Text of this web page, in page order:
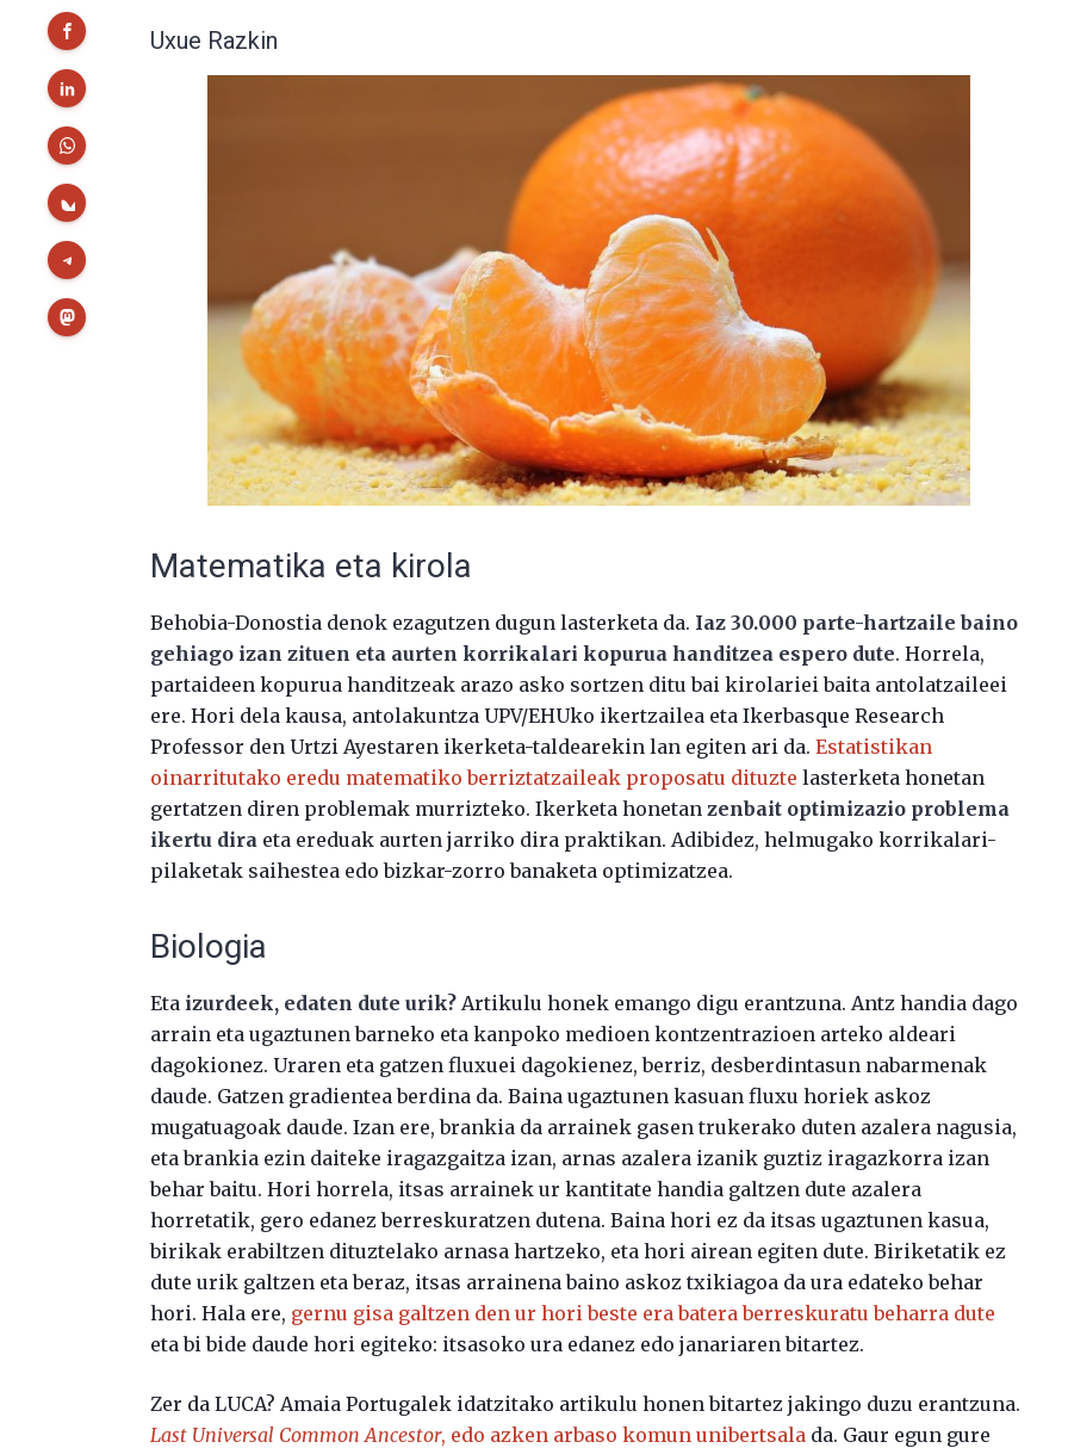
Uxue Razkin
Matematika eta kirola
Behobia-Donostia denok ezagutzen dugun lasterketa da. Iaz 30.000 parte-hartzaile baino
gehiago izan zituen eta aurten korrikalari kopurua handitzea espero dute. Horrela,
partaideen kopurua handitzeak arazo asko sortzen ditu bai kirolariei baita antolatzaileei
ere. Hori dela kausa, antolakuntza UPV/EHUko ikertzailea eta Ikerbasque Research
Professor den Urtzi Ayestaren ikerketa-taldearekin lan egiten ari da.Estatistikan
oinarritutako eredu matematiko berriztatzaileak proposatu dituzte lasterketa honetan
gertatzen diren problemak murrizteko. Ikerketa honetanzenbait optimizazio problema
ikertu dira eta ereduak aurten jarriko dira praktikan. Adibidez, helmugako korrikalari-
pilaketak saihestea edo bizkar-zorro banaketa optimizatzea.
Biologia
Eta izurdeek, edaten dute urik? Artikulu honek emango digu erantzuna. Antz handia dago
arrain eta ugaztunen barneko eta kanpoko medioen kontzentrazioen arteko aldeari
dagokionez. Uraren eta gatzen fluxuei dagokienez, berriz, desberdintasun nabarmenak
daude. Gatzen gradientea berdina da. Baina ugaztunen kasuan fluxu horiek askoz
mugatuagoak daude. Izan ere, brankia da arrainek gasen trukerako duten azalera nagusia,
eta brankia ezin daiteke iragazgaitza izan, arnas azalera izanik guztiz iragazkorra izan
behar baitu. Hori horrela, itsas arrainek ur kantitate handia galtzen dute azalera
horretatik, gero edanez berreskuratzen dutena. Baina hori ez da itsas ugaztunen kasua,
birikak erabiltzen dituztelako arnasa hartzeko, eta hori airean egiten dute. Biriketatik ez
dute urik galtzen eta beraz, itsas arrainena baino askoz txikiagoa da ura edateko behar
hori. Hala ere, gernu gisa galtzen den ur hori beste era batera berreskuratu beharra dute
eta bi bide daude hori egiteko: itsasoko ura edanez edo janariaren bitartez.
Zer da LUCA? Amaia Portugalek idatzitako artikulu honen bitartez jakingo duzu erantzuna.
Last Universal Common Ancestor, edo azken arbaso komun unibertsala da. Gaur egun gure